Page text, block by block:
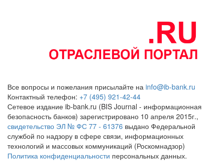
Все вопросы и пожелания присылайте на info@ib-bank.ru
Контактный телефон: +7 (495) 921-42-44
Сетевое издание ib-bank.ru (BIS Journal - информационная
безопасность банков) зарегистрировано 10 апреля 2015г.,
свидетельство ЭЛ № ФС 77 - 61376 выдано Федеральной
службой по надзору в сфере связи, информационных
технологий и массовых коммуникаций (Роскомнадзор)
Политика конфиденциальности персональных данных.